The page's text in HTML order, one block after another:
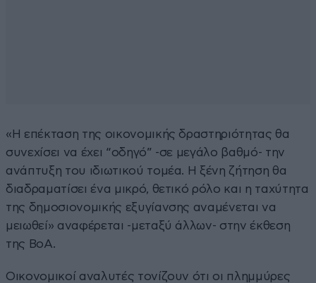
«Η επέκταση της οικονομικής δραστηριότητας θα
συνεχίσει να έχει “οδηγό” -σε μεγάλο βαθμό- την
ανάπτυξη του ιδιωτικού τομέα. Η ξένη ζήτηση θα
διαδραματίσει ένα μικρό, θετικό ρόλο και η ταχύτητα
της δημοσιονομικής εξυγίανσης αναμένεται να
μειωθεί» αναφέρεται -μεταξύ άλλων- στην έκθεση
της BoA.
Οικονομικοί αναλυτές τονίζουν ότι οι πλημμύρες